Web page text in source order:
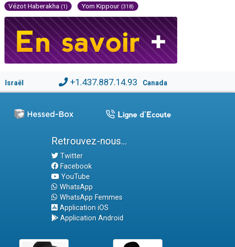
Vézot Haberakha (1) Yom Kippour (318)
Israël +1.437.887.14.93 Canada
Retrouvez-nous...
Twitter
Facebook
YouTube
WhatsApp
WhatsApp Femmes
Application iOS
Application Android